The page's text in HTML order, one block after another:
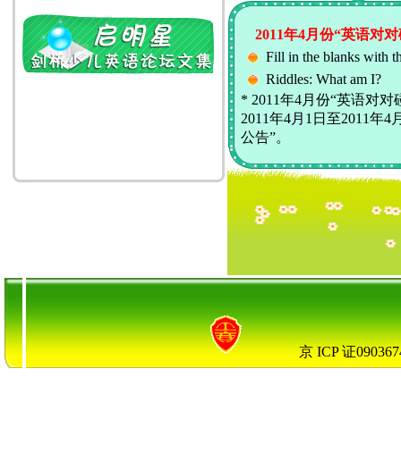
2011年4月份“英语对
Fill in the blanks with
Riddles: What am I?
* 2011年4月份“英语对
2011年4月1日至2011年4
公告”。
京 ICP 证